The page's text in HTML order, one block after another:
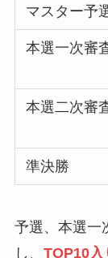
マスター予
本選一次審
本選二次審
準決勝
予選、本選一
し、 TOP10入